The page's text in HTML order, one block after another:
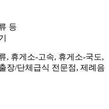
등
, 휴게소-고속, 휴게소-국도,
장/단체급식 전문점, 제례음